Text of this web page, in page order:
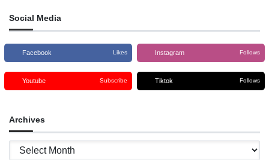
Social Media
Facebook Likes Instagram Follows
Youtube Subscribe Tiktok Follows
Archives
Archives